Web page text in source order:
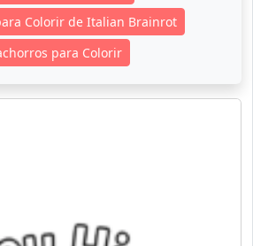
Colorir de Italian Brainrot
para Colorir